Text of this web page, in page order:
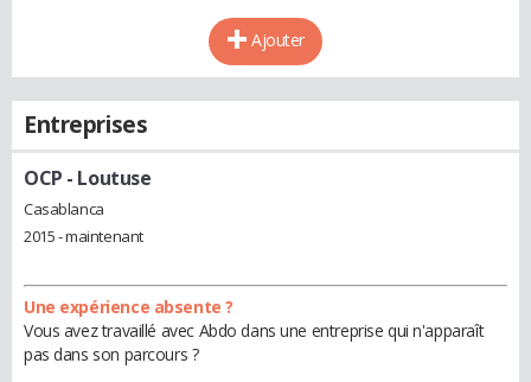
Ajouter
Entreprises
OCP - Loutuse
Casablanca
2015 - maintenant
Une expérience absente ?
Vous avez travaillé avec Abdo dans une entreprise qui n'apparaît
pas dans son parcours ?